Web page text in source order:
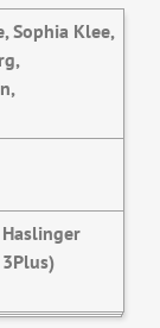
Sophia Klee,